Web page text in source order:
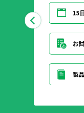
15
お
製